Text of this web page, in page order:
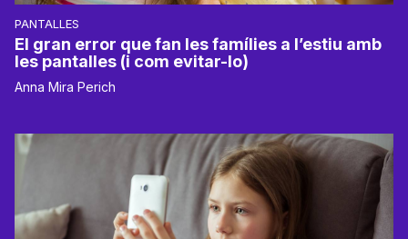
PANTALLES
El gran error que fan les famílies a l’estiu amb
les pantalles (i com evitar-lo)
Anna Mira Perich